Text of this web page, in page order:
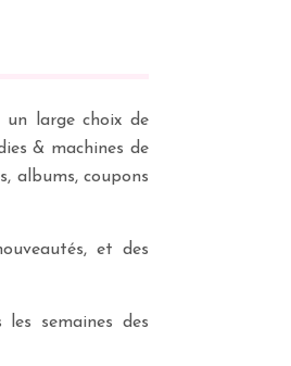
un large choix de
& machines de
albums, coupons
et des
semaines des